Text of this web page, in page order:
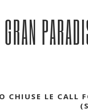
CHIUSE LE CALL